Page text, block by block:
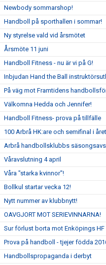
Newbody sommarshop!
Handboll på sporthallen i sommar!
Ny styrelse vald vid årsmötet
Årsmöte 11 juni
Handboll Fitness - nu är vi på G!
Inbjudan Hand the Ball
På väg mot Framtidens
Välkomna Hedda och Jennifer!
Handboll Fitness- prova på tillfälle
100 Arbrå HK:are och semifinal i
Arbrå handbollsklubbs
Våravslutning 4 april
Våra "starka kvinnor"!
Bollkul startar vecka 12!
Nytt nummer av klubbnytt!
OAVGJORT MOT SERIEVINNARNA!
Sur förlust borta mot Enköpings HF
Prova på handboll - tjejer födda
Handbollspropaganda i derbyt